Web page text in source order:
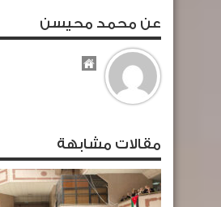
عن محمد محيسن
مقالات مشابهة